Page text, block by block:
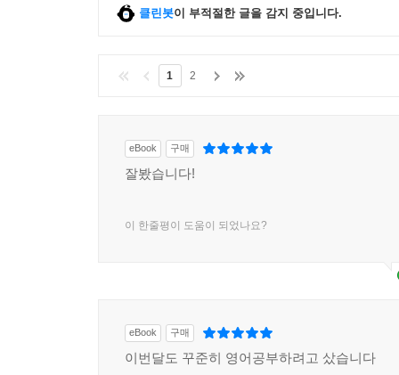
클린봇이 부적절한 글을 감지 중입니다.
1 2
eBook 구매
잘봤습니다!
이 한줄평이 도움이 되었나요?
eBook 구매
이번달도 꾸준히 영어공부하려고 샀습니다